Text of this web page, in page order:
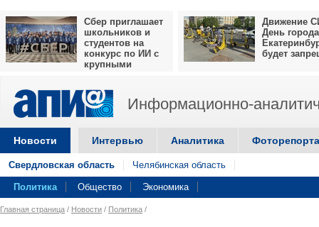
Сбер приглашает
школьников и
студентов на
конкурс по ИИ с
крупными
Движение
День города
будет
Информационно-
Новости Интервью Аналитика
Свердловская область Челябинская область
Политика Общество Экономика
Главная страница / Новости / Политика /